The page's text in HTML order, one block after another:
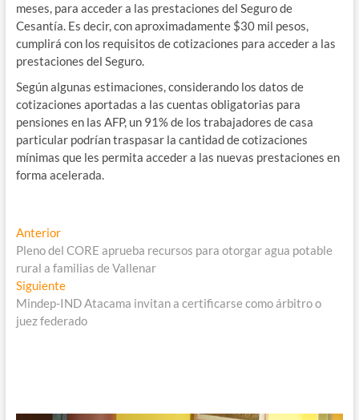
meses, para acceder a las prestaciones del Seguro de
Cesantía. Es decir, con aproximadamente $30 mil pesos,
cumplirá con los requisitos de cotizaciones para acceder a las
prestaciones del Seguro.
Según algunas estimaciones, considerando los datos de
cotizaciones aportadas a las cuentas obligatorias para
pensiones en las AFP, un 91% de los trabajadores de casa
particular podrían traspasar la cantidad de cotizaciones
mínimas que les permita acceder a las nuevas prestaciones en
forma acelerada.
Navegación
de
entradas
AnteriorEntrada
anterior:
Pleno del CORE aprueba recursos para otorgar agua potable
rural a familias de Vallenar
SiguienteEntrada
siguiente:
Mindep-IND Atacama invitan a certificarse como árbitro o
juez federado